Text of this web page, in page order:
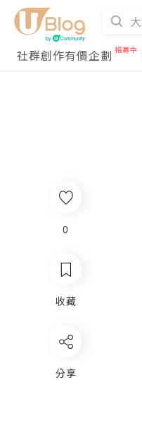
社群創作有價企劃
0
收藏
分享